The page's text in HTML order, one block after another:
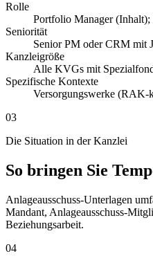
Rolle
Portfolio Manager
Seniorität
Senior PM oder CRM mit
Kanzleigröße
Alle KVGs mit
Spezifische Kontexte
Versorgungswerke (RAK-
03
Die Situation in der Kanzlei
So bringen Sie
Anlageausschuss-Unterlagen
Mandant, Anlageausschuss-
Beziehungsarbeit.
04